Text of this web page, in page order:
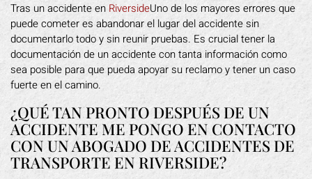
Tras un accidente en RiversideUno de los mayores errores que
puede cometer es abandonar el lugar del accidente sin
documentarlo todo y sin reunir pruebas. Es crucial tener la
documentación de un accidente con tanta información como
sea posible para que pueda apoyar su reclamo y tener un caso
fuerte en el camino.
¿QUÉ TAN PRONTO DESPUÉS DE UN
ACCIDENTE ME PONGO EN CONTACTO
CON UN ABOGADO DE ACCIDENTES DE
TRANSPORTE EN RIVERSIDE?